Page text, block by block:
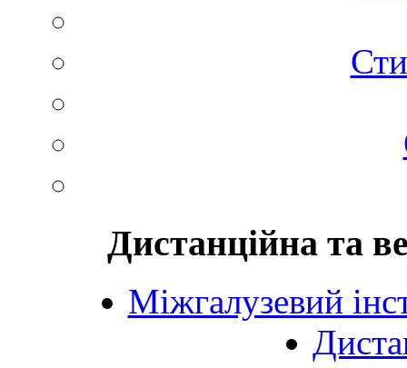
Дистанційна та
Міжгалузевий